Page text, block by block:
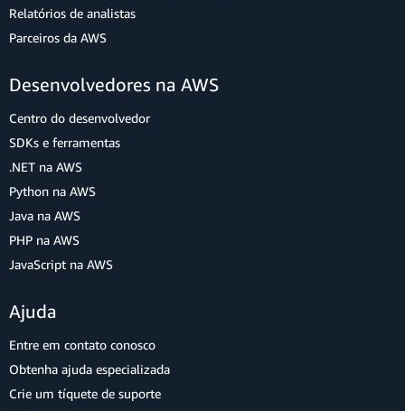
Relatórios de analistas
Parceiros da AWS
Desenvolvedores na AWS
Centro do desenvolvedor
SDKs e ferramentas
.NET na AWS
Python na AWS
Java na AWS
PHP na AWS
JavaScript na AWS
Ajuda
Entre em contato conosco
Obtenha ajuda especializada
Crie um tíquete de suporte